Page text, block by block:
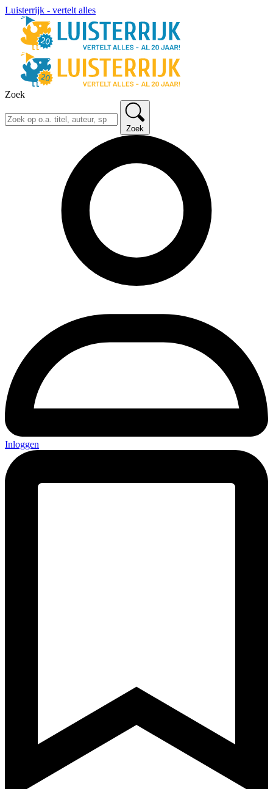
Luisterrijk - vertelt alles
Zoek
Zoek
Inloggen